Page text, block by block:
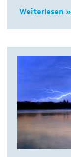
Weiterlesen »